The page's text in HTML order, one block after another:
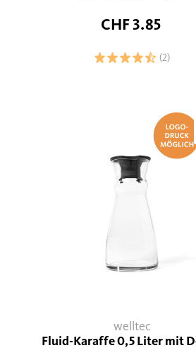
CHF 3.85
(2)
welltec
Fluid-Karaffe 0,5 Liter mit